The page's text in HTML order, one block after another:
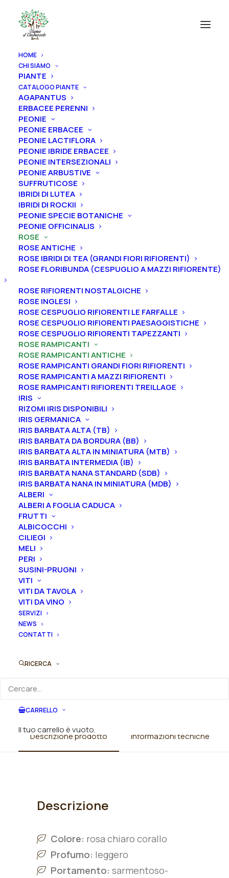
HOME
CHI SIAMO
PIANTE
CATALOGO PIANTE
AGAPANTUS
ERBACEE PERENNI
PEONIE
PEONIE ERBACEE
PEONIE LACTIFLORA
PEONIE IBRIDE ERBACEE
PEONIE INTERSEZIONALI
PEONIE ARBUSTIVE
SUFFRUTICOSE
IBRIDI DI LUTEA
IBRIDI DI ROCKII
PEONIE SPECIE BOTANICHE
PEONIE OFFICINALIS
ROSE
ROSE ANTICHE
ROSE IBRIDI DI TEA (GRANDI FIORI RIFIORENTI)
ROSE FLORIBUNDA (CESPUGLIO A MAZZI RIFIORENTE)
ROSE RIFIORENTI NOSTALGICHE
ROSE INGLESI
ROSE CESPUGLIO RIFIORENTI LE FARFALLE
ROSE CESPUGLIO RIFIORENTI PAESAGGISTICHE
ROSE CESPUGLIO RIFIORENTI TAPEZZANTI
ROSE RAMPICANTI
ROSE RAMPICANTI ANTICHE
ROSE RAMPICANTI GRANDI FIORI RIFIORENTI
ROSE RAMPICANTI A MAZZI RIFIORENTI
ROSE RAMPICANTI RIFIORENTI TREILLAGE
IRIS
RIZOMI IRIS DISPONIBILI
IRIS GERMANICA
IRIS BARBATA ALTA (TB)
IRIS BARBATA DA BORDURA (BB)
IRIS BARBATA ALTA IN MINIATURA (MTB)
IRIS BARBATA INTERMEDIA (IB)
IRIS BARBATA NANA STANDARD (SDB)
IRIS BARBATA NANA IN MINIATURA (MDB)
ALBERI
ALBERI A FOGLIA CADUCA
FRUTTI
ALBICOCCHI
CILIEGI
MELI
PERI
SUSINI-PRUGNI
VITI
VITI DA TAVOLA
VITI DA VINO
SERVIZI
NEWS
CONTATTI
RICERCA
CARRELLO
Il tuo carrello è vuoto.
Home Rose Rose rampicanti
Rose rampicanti antiche
Rosa rampicante antica “Albertine”
Rosa rampicante antica
“Albertine”
32,00€
La Rosa “Albertine” è un ibrido botanico della Rosa
Wichuraiana dai fiori grandi color rosa chiaro corallo
leggermente profumati. Il portamento è sarmentoso,
il fogliame è di un bel tono di verde intenso e i rami
piuttosto spinosi. Altezza 450 cm. Fioritura unica.
Dimensione vaso
Rosa
rampicante
antica
"Albertine"
quantità
Aggiungi al preventivo
Ordina subito questo prodotto!
Puoi acquistare ora questo prodotto contattandoci e
indicando la dimensione del vaso desiderata e la
quantità
SKU
Categorie
Descrizione prodotto Informazioni tecniche
Descrizione
Colore: rosa chiaro corallo
Profumo: leggero
Portamento: sarmentoso-